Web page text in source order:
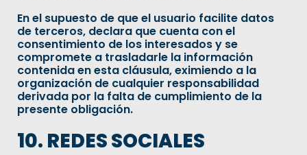
En el supuesto de que el usuario facilite datos
de terceros, declara que cuenta con el
consentimiento de los interesados y se
compromete a trasladarle la información
contenida en esta cláusula, eximiendo a la
organización de cualquier responsabilidad
derivada por la falta de cumplimiento de la
presente obligación.
10. REDES SOCIALES